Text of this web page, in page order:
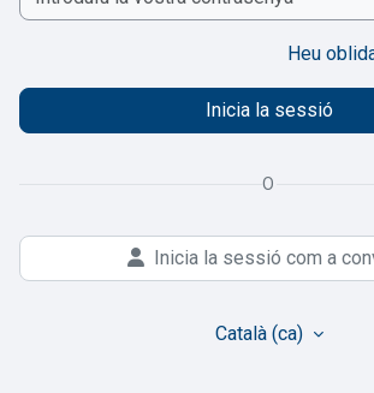
Heu
Inicia la sessió
O
Inicia la sessió com a
Català ‎(ca)‎